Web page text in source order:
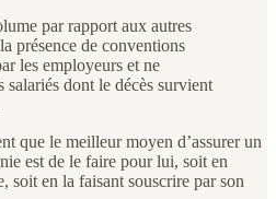
par rapport aux autres
présence de conventions
les employeurs et ne
salariés dont le décès survient
que le meilleur moyen d’assurer un
est de le faire pour lui, soit en
soit en la faisant souscrire par son